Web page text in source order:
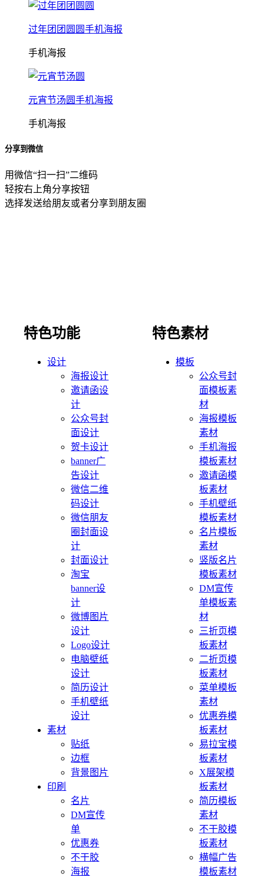
过年团团圆圆手机海报
手机海报
元宵节汤圆手机海报
手机海报
分享到微信
用微信“扫一扫”二维码
轻按右上角分享按钮
选择发送给朋友或者分享到朋友圈
特色功能
设计
海报设计
邀请函设
计
公众号封
面设计
贺卡设计
banner广
告设计
微信二维
码设计
微信朋友
圈封面设
计
封面设计
淘宝
banner设
计
微博图片
设计
Logo设计
电脑壁纸
设计
简历设计
手机壁纸
设计
素材
贴纸
边框
背景图片
印刷
名片
DM宣传
单
优惠券
不干胶
海报
特色素材
模板
公众号封
面模板素
材
海报模板
素材
手机海报
模板素材
邀请函模
板素材
手机壁纸
模板素材
名片模板
素材
竖版名片
模板素材
DM宣传
单模板素
材
三折页模
板素材
二折页模
板素材
菜单模板
素材
优惠券模
板素材
易拉宝模
板素材
X展架模
板素材
简历模板
素材
不干胶模
板素材
横幅广告
模板素材